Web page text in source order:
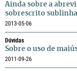
Ainda sobre a
sobrescrito
2013-05-06
Dúvidas
Sobre o uso de
2011-09-26